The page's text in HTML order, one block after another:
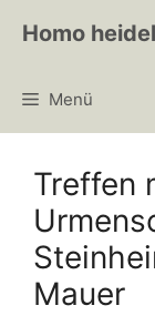
InhaltHomo
Menü
Treffen
Mauer